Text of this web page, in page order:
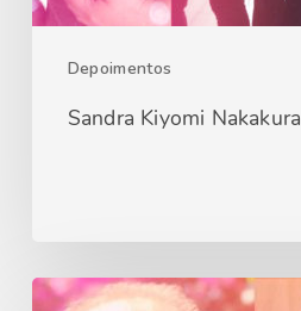
Depoimentos
Sandra Kiyomi Nakakura